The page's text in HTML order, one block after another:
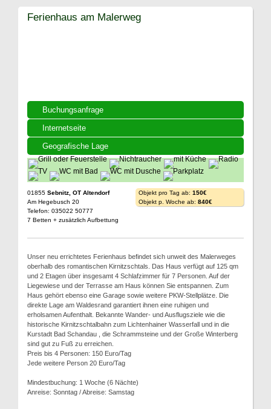
Buchungsanfrage
Internetseite
Geografische Lage
Ferienhaus am Malerweg
01855 Sebnitz, OT Altendorf
Am Hegebusch 20
Telefon: 035022 50777
7 Betten + zusätzlich Aufbettung
Objekt pro Tag ab: 150€
Objekt p. Woche ab: 840€
Unser neu errichtetes Ferienhaus befindet sich unweit des Malerweges
oberhalb des romantischen Kirnitzschtals. Das Haus verfügt auf 125 qm
und 2 Etagen über insgesamt 4 Schlafzimmer für 7 Personen. Auf der
Liegewiese und der Terrasse am Haus können Sie entspannen. Zum
Haus gehört ebenso eine Garage sowie weitere PKW-Stellplätze. Die
direkte Lage am Waldesrand garantiert ihnen eine ruhigen und
erholsamen Aufenthalt. Bekannte Wander- und Ausflugsziele wie die
historische Kirnitzschtalbahn zum Lichtenhainer Wasserfall und in die
Kurstadt Bad Schandau , die Schrammsteine und der Große Winterberg
sind gut zu Fuß zu erreichen.
Preis bis 4 Personen: 150 Euro/Tag
Jede weitere Person 20 Euro/Tag
Mindestbuchung: 1 Woche (6 Nächte)
Anreise: Sonntag / Abreise: Samstag